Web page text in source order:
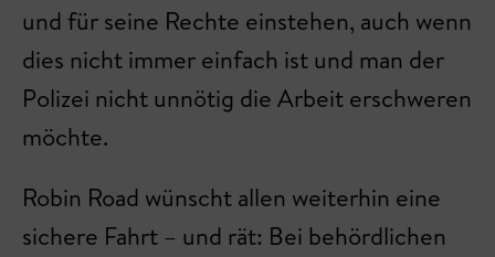
und für seine Rechte einstehen, auch wenn
dies nicht immer einfach ist und man der
Polizei nicht unnötig die Arbeit erschweren
möchte.
Robin Road wünscht allen weiterhin eine
sichere Fahrt – und rät: Bei behördlichen